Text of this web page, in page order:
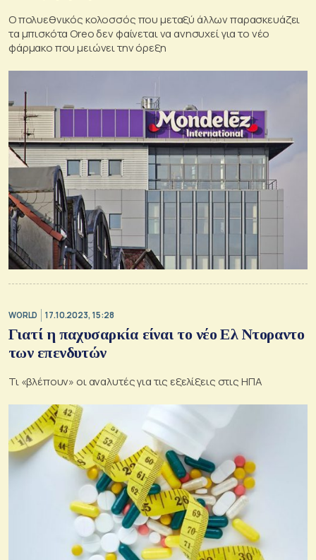
Ο πολυεθνικός κολοσσός που μεταξύ άλλων παρασκευάζει
τα μπισκότα Oreo δεν φαίνεται να ανησυχεί για το νέο
φάρμακο που μειώνει την όρεξη
WORLD 17.10.2023, 15:28
Γιατί η παχυσαρκία είναι το νέο Ελ Ντοραντο
των επενδυτών
Τι «βλέπουν» οι αναλυτές για τις εξελίξεις στις ΗΠΑ